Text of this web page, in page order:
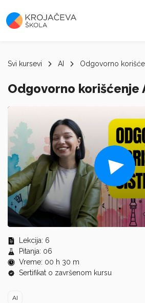
Svi kursevi AI Odgovorno
Odgovorno korišćenje
seconds
of
0
seconds
Lekcija: 6
Pitanja: 06
Vreme: 00 h 30 m
Sertifikat o završenom kursu
AI